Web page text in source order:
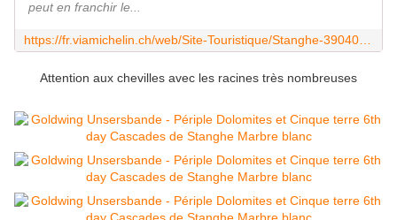
peut en franchir le...
Attention aux chevilles avec les racines très nombreuses